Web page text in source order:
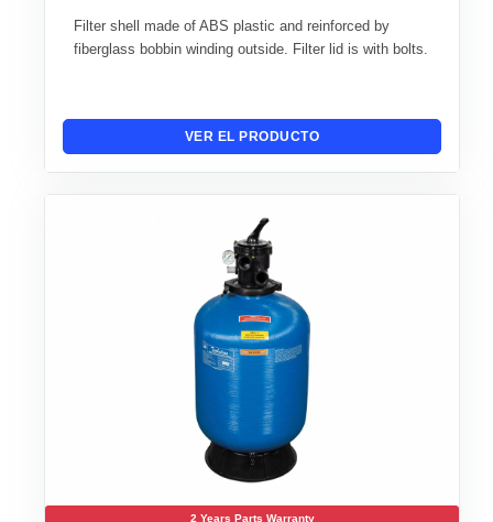
Filter shell made of ABS plastic and reinforced by
fiberglass bobbin winding outside. Filter lid is with bolts.
VER EL PRODUCTO
2 Years Parts Warranty